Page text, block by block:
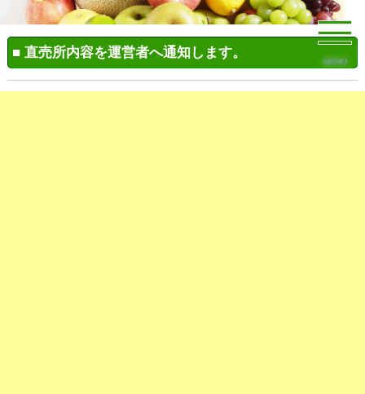
MENU
■ 直売所内容を運営者へ通知します。